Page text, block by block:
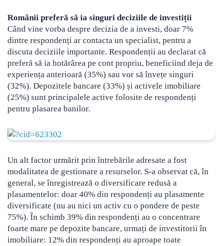
Românii preferă să ia singuri deciziile de investiții
Când vine vorba despre decizia de a investi, doar 7%
dintre respondenți ar contacta un specialist, pentru a
discuta deciziile importante. Respondenții au declarat că
preferă să ia hotărârea pe cont propriu, beneficiind deja de
experiența anterioară (35%) sau vor să învețe singuri
(32%). Depozitele bancare (33%) și activele imobiliare
(25%) sunt principalele active folosite de respondenți
pentru plasarea banilor.
Un alt factor urmărit prin întrebările adresate a fost
modalitatea de gestionare a resurselor. S-a observat că, în
general, se înregistrează o diversificare redusă a
plasamentelor: doar 40% din respondenți au plasamente
diversificate (nu au nici un activ cu o pondere de peste
75%). În schimb 39% din respondenți au o concentrare
foarte mare pe depozite bancare, urmați de investitorii în
imobiliare: 12% din respondenți au aproape toate